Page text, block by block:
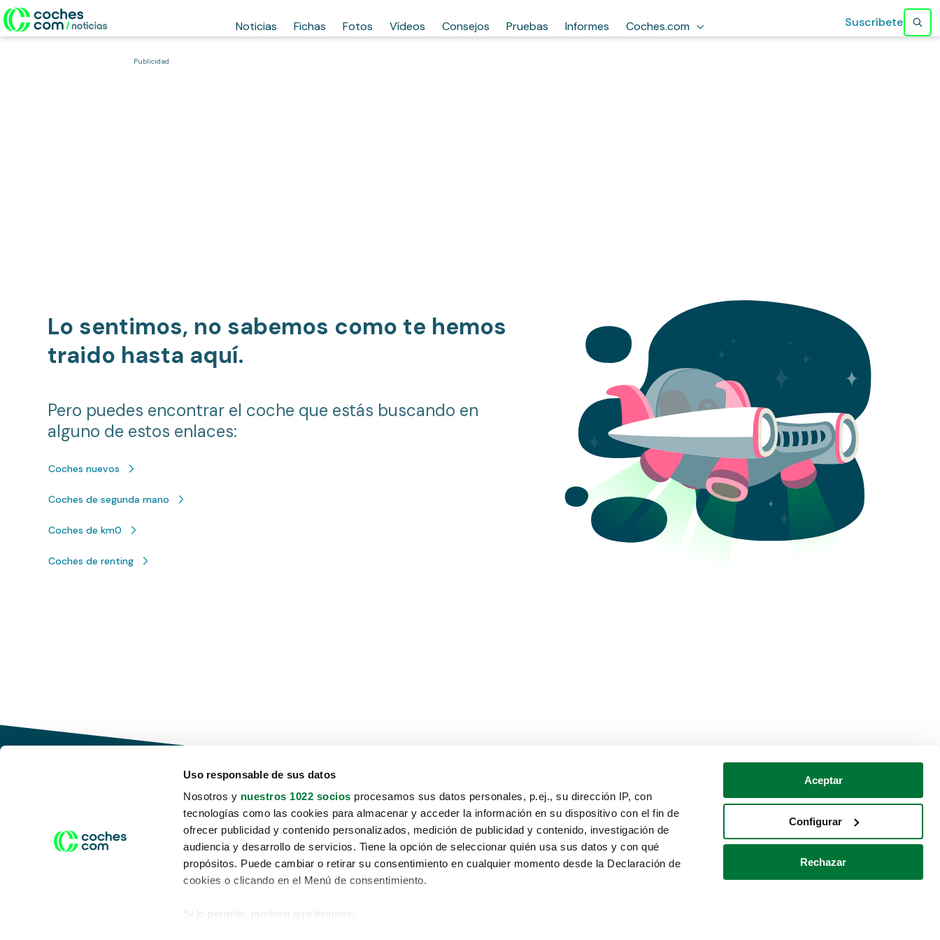
Uso responsable de sus datos
Nosotros y nuestros 1022 socios procesamos sus datos personales, p.ej., su dirección IP, con
tecnologías como las cookies para almacenar y acceder la información en su dispositivo con el fin de
ofrecer publicidad y contenido personalizados, medición de publicidad y contenido, investigación de
audiencia y desarrollo de servicios. Tiene la opción de seleccionar quién usa sus datos y con qué
propósitos. Puede cambiar o retirar su consentimiento en cualquier momento desde la Declaración de
cookies o clicando en el Menú de consentimiento.
Si lo permite, también quisiéramos:
Aceptar
Configurar
Rechazar
Noticias Fichas Fotos Vídeos Consejos Pruebas Informes Coches.com Suscríbete
Publicidad
Lo sentimos, no sabemos como te hemos
traido hasta aquí.
Pero puedes encontrar el coche que estás buscando en
alguno de estos enlaces:
Coches nuevos
Coches de segunda mano
Coches de km0
Coches de renting
Conduce tu futuro,
desata tu movilidad